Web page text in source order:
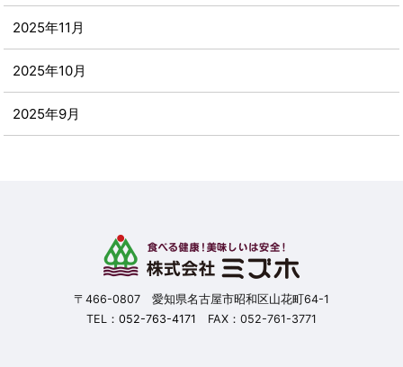
2025年11月
2025年10月
2025年9月
〒466-0807 愛知県名古屋市昭和区山花町64-1
TEL： 052-763-4171 FAX：052-761-3771